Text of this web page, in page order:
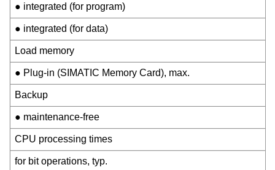
● integrated (for program)
● integrated (for data)
Load memory
● Plug-in (SIMATIC Memory Card), max.
Backup
● maintenance-free
CPU processing times
for bit operations, typ.